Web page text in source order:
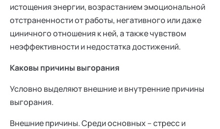
истощения энергии, возрастанием эмоциональной
отстраненности от работы, негативного или даже
циничного отношения к ней, а также чувством
неэффективности и недостатка достижений.
Каковы причины выгорания
Условно выделяют внешние и внутренние причины
выгорания.
Внешние причины. Среди основных – стресс и